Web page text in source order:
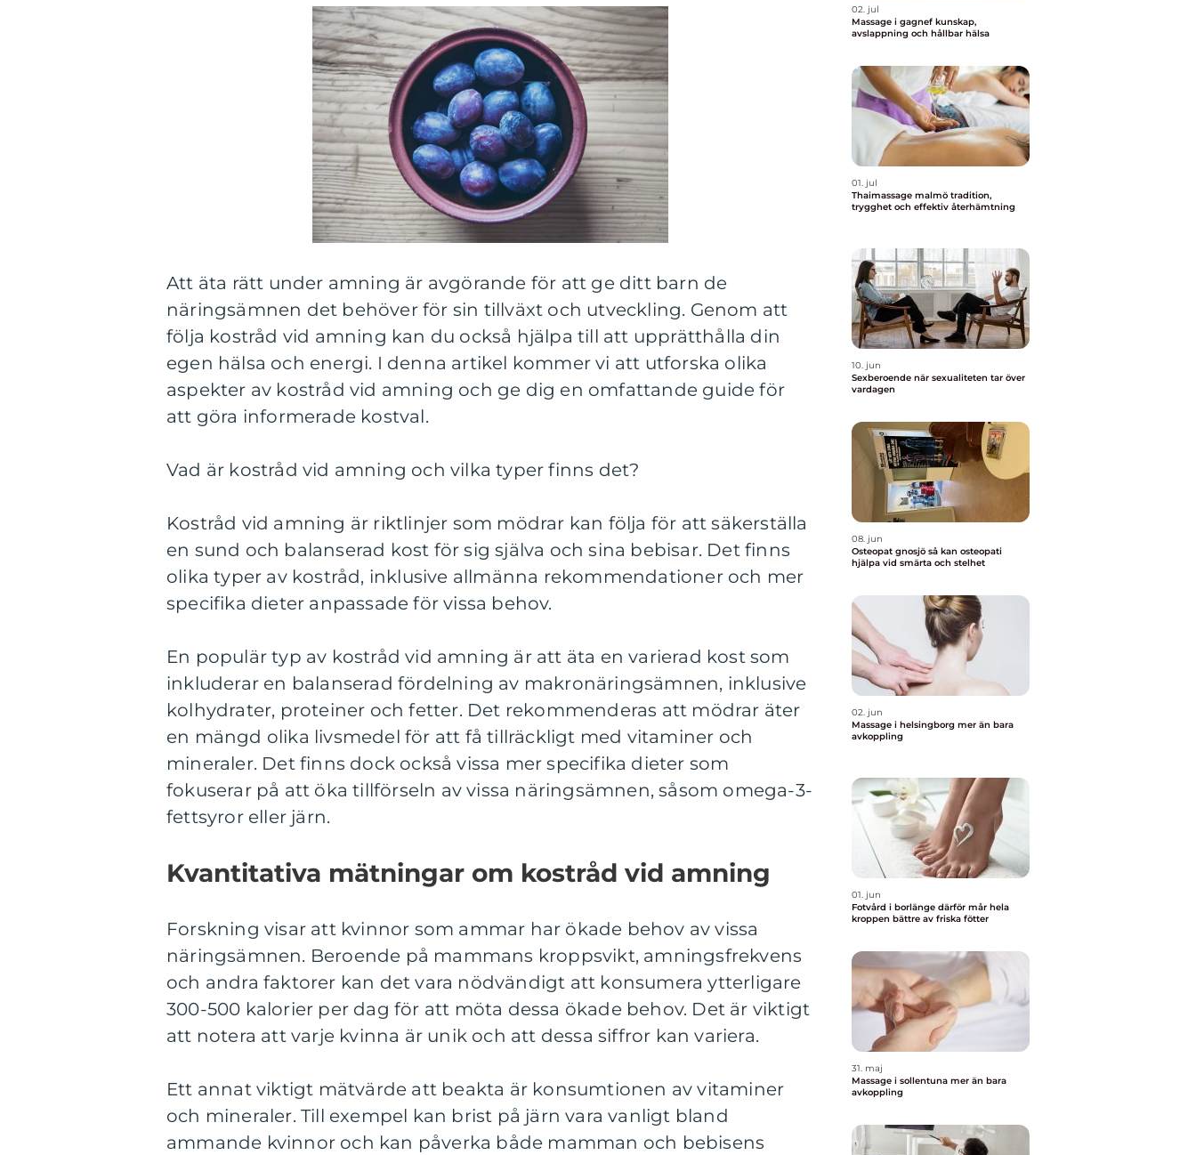
Att äta rätt under amning är avgörande för att ge ditt barn de
näringsämnen det behöver för sin tillväxt och utveckling. Genom att
följa kostråd vid amning kan du också hjälpa till att upprätthålla din
egen hälsa och energi. I denna artikel kommer vi att utforska olika
aspekter av kostråd vid amning och ge dig en omfattande guide för
att göra informerade kostval.
Vad är kostråd vid amning och vilka typer finns det?
Kostråd vid amning är riktlinjer som mödrar kan följa för att säkerställa
en sund och balanserad kost för sig själva och sina bebisar. Det finns
olika typer av kostråd, inklusive allmänna rekommendationer och mer
specifika dieter anpassade för vissa behov.
En populär typ av kostråd vid amning är att äta en varierad kost som
inkluderar en balanserad fördelning av makronäringsämnen, inklusive
kolhydrater, proteiner och fetter. Det rekommenderas att mödrar äter
en mängd olika livsmedel för att få tillräckligt med vitaminer och
mineraler. Det finns dock också vissa mer specifika dieter som
fokuserar på att öka tillförseln av vissa näringsämnen, såsom omega-3-
fettsyror eller järn.
Kvantitativa mätningar om kostråd vid amning
Forskning visar att kvinnor som ammar har ökade behov av vissa
näringsämnen. Beroende på mammans kroppsvikt, amningsfrekvens
och andra faktorer kan det vara nödvändigt att konsumera ytterligare
300-500 kalorier per dag för att möta dessa ökade behov. Det är viktigt
att notera att varje kvinna är unik och att dessa siffror kan variera.
Ett annat viktigt mätvärde att beakta är konsumtionen av vitaminer
och mineraler. Till exempel kan brist på järn vara vanligt bland
ammande kvinnor och kan påverka både mamman och bebisens
02. jul
Massage i gagnef kunskap,
avslappning och hållbar hälsa
01. jul
Thaimassage malmö tradition,
trygghet och effektiv återhämtning
10. jun
Sexberoende när sexualiteten tar över
vardagen
08. jun
Osteopat gnosjö så kan osteopati
hjälpa vid smärta och stelhet
02. jun
Massage i helsingborg mer än bara
avkoppling
01. jun
Fotvård i borlänge därför mår hela
kroppen bättre av friska fötter
31. maj
Massage i sollentuna mer än bara
avkoppling